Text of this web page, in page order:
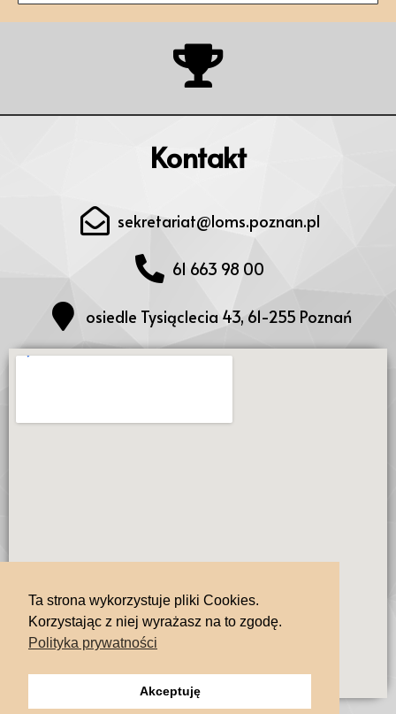
Kontakt
sekretariat@loms.poznan.pl
61 663 98 00
osiedle Tysiąclecia 43, 61-255 Poznań
Ta strona wykorzystuje pliki Cookies.
Korzystając z niej wyrażasz na to zgodę.
Polityka prywatności
Akceptuję